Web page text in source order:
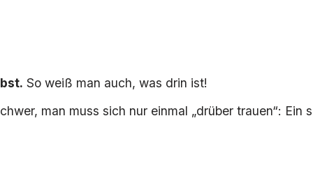
So weiß man auch, was drin ist!
man muss sich nur einmal „drüber trauen“: